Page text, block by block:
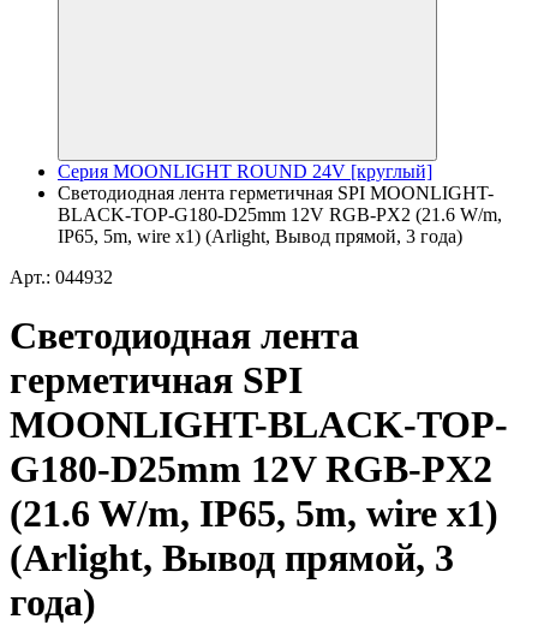
Серия MOONLIGHT ROUND 24V [круглый]
Светодиодная лента герметичная SPI MOONLIGHT-
BLACK-TOP-G180-D25mm 12V RGB-PX2 (21.6 W/m,
IP65, 5m, wire x1) (Arlight, Вывод прямой, 3 года)
Арт.: 044932
Светодиодная лента
герметичная SPI
MOONLIGHT-BLACK-TOP-
G180-D25mm 12V RGB-PX2
(21.6 W/m, IP65, 5m, wire x1)
(Arlight, Вывод прямой, 3
года)